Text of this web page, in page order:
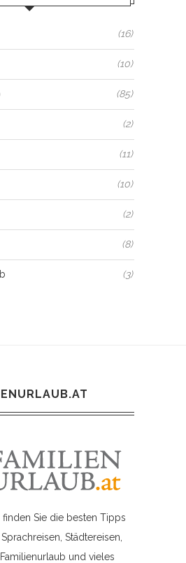
(16)
(10)
(85)
(2)
(11)
(10)
(2)
(8)
(3)
Sie die besten Tipps
Städtereisen,
und vieles